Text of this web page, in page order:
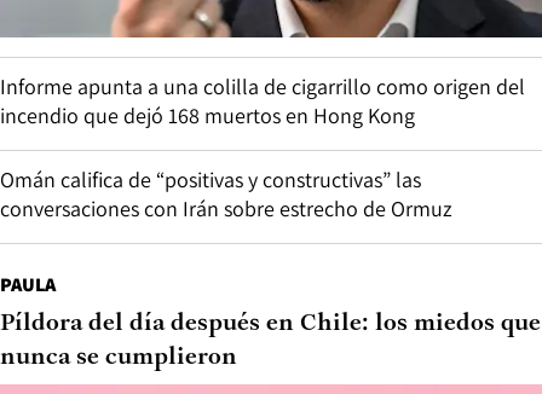
Informe apunta a una colilla de cigarrillo como origen del
incendio que dejó 168 muertos en Hong Kong
Omán califica de “positivas y constructivas” las
conversaciones con Irán sobre estrecho de Ormuz
PAULA
Píldora del día después en Chile: los miedos que
nunca se cumplieron